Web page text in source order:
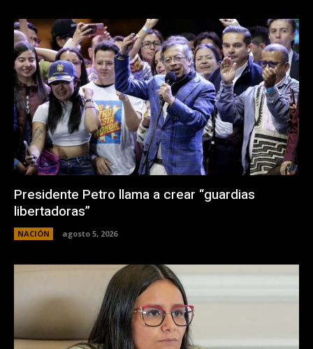
Presidente Petro llama a crear “guardias
libertadoras”
NACIÓN agosto 5, 2026